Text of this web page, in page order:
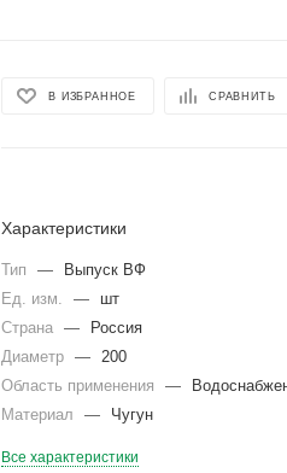
В ИЗБРАННОЕ СРАВНИТЬ
Характеристики
Тип —
Выпуск ВФ
Ед. изм.
—
шт
Страна
—
Россия
Диаметр
—
200
Область применения
—
Материал
— Чугун
Все характеристики